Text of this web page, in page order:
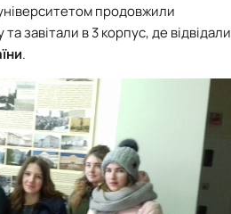
продовжили
завітали в 3 корпус, де відвідали
.